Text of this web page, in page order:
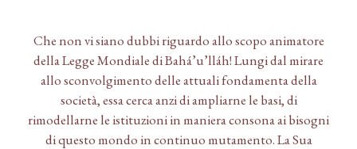
Che non vi siano dubbi riguardo allo scopo animatore
della Legge Mondiale di Bahá’u’lláh! Lungi dal mirare
allo sconvolgimento delle attuali fondamenta della
società, essa cerca anzi di ampliarne le basi, di
rimodellarne le istituzioni in maniera consona ai bisogni
di questo mondo in continuo mutamento. La Sua